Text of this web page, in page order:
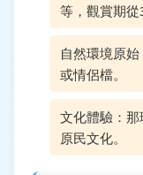
等，觀賞期從
自然環境原
或情侶檔。
文化體驗：
原民文化。